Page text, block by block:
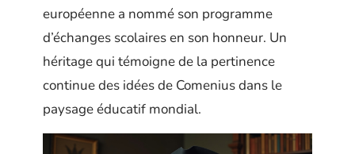
européenne a nommé son programme
d’échanges scolaires en son honneur. Un
héritage qui témoigne de la pertinence
continue des idées de Comenius dans le
paysage éducatif mondial.